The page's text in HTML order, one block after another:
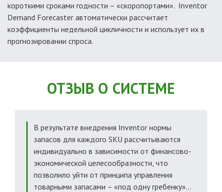
короткими сроками годности – «скоропортами». Inventor
Demand Forecaster автоматически рассчитает
коэффициенты недельной цикличности и использует их в
прогнозировании спроса.
ОТЗЫВ О СИСТЕМЕ
В результате внедрения Inventor нормы
запасов для каждого SKU рассчитываются
индивидуально в зависимости от финансово-
экономической целесообразности, что
позволило уйти от принципа управления
товарными запасами – «под одну гребенку»...